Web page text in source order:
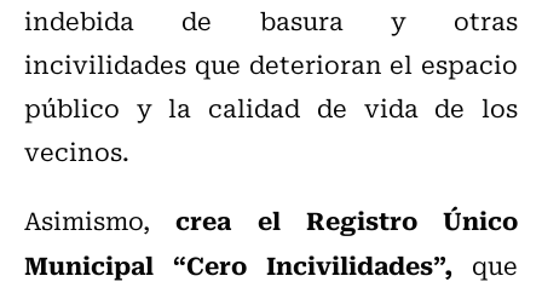
indebida de basura y otras
incivilidades que deterioran el espacio
público y la calidad de vida de los
vecinos.
Asimismo,crea el Registro Único
Municipal “Cero Incivilidades”, que